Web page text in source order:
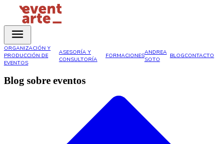
ORGANIZACIÓN Y
PRODUCCIÓN DE
EVENTOS
ASESORÍA Y
CONSULTORÍA
FORMACIONESANDREA
SOTO
BLOGCONTACTO
Blog sobre eventos